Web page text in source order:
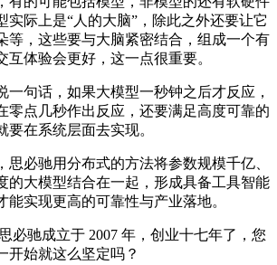
实际上是“人的大脑”，除此之外还要让它
等，这些要与大脑紧密结合，组成一个有
互体验会更好，这一点很重要。
句话，如果大模型一秒钟之后才反应，
零点几秒作出反应，还要满足高度可靠的
要在系统层面去实现。
必驰用分布式的方法将参数规模千亿、
的大模型结合在一起，形成具备工具智能
能实现更高的可靠性与产业落地。
驰成立于 2007 年，创业十七年了，您
开始就这么坚定吗？